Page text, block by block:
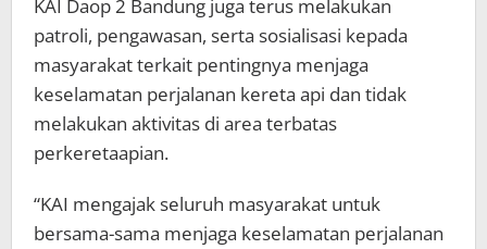
KAI Daop 2 Bandung juga terus melakukan
patroli, pengawasan, serta sosialisasi kepada
masyarakat terkait pentingnya menjaga
keselamatan perjalanan kereta api dan tidak
melakukan aktivitas di area terbatas
perkeretaapian.
“KAI mengajak seluruh masyarakat untuk
bersama-sama menjaga keselamatan perjalanan